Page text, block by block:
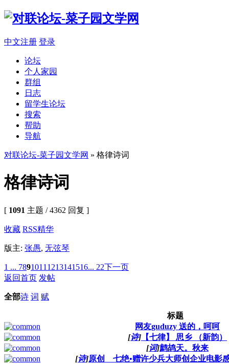
中文注册 登录
论坛
个人家园
群组
日志
留学生论坛
搜索
帮助
导航
对联论坛-菜子园文学网 » 格律诗词
格律诗词
[ 1091 主题 / 4362 回复 ]
收藏 RSS精华
版主: 张愚, 无弦琴
1 ... 7891011 1213141516... 22下一页
返回首页 发帖
全部诗 词 赋
标题
网友guduzy 送的，呵呵
[诗] 【七律】 思乡 （新韵）
[词]鹧鸪天。秋来
[诗]原创 七绝•赠许少兵大师创企业电影